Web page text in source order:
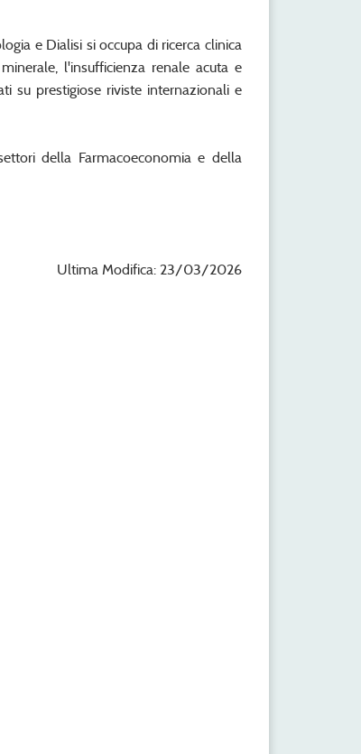
e Dialisi si occupa di ricerca clinica
l'insufficienza renale acuta e
su prestigiose riviste internazionali e
della Farmacoeconomia e della
Ultima Modifica: 23/03/2026